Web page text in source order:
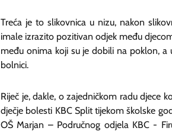
Treća je to slikovnica u nizu, nakon
imale izrazito pozitivan odjek među
među onima koji su je dobili na poklon, a
bolnici.
Riječ je, dakle, o zajedničkom radu djece
dječje bolesti KBC Split tijekom školske
OŠ Marjan – Područnog odjela KBC -